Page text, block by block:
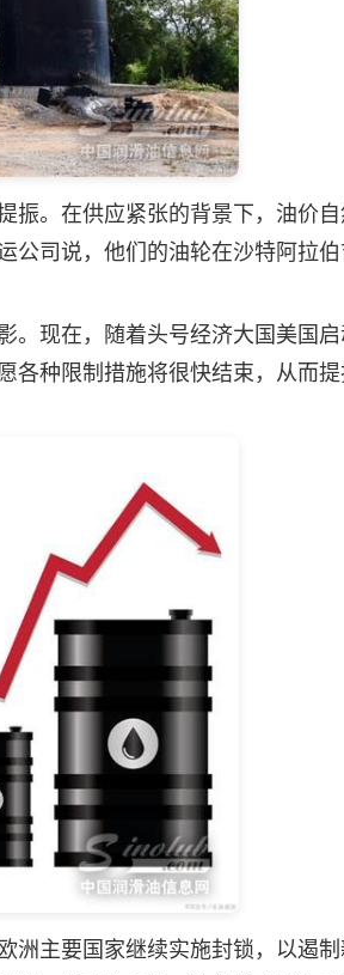
。在供应紧张的背景下，油价自
公司说，他们的油轮在沙特阿拉
现在，随着头号经济大国美国启
各种限制措施将很快结束，从而
主要国家继续实施封锁，以遏制